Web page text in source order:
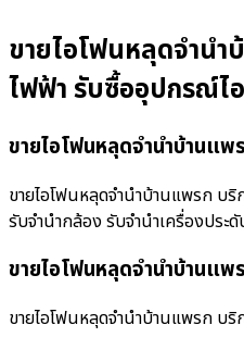
ขายไอโฟนหลุดจำนำ
ไฟฟ้า รับซื้ออุปกรณ์ไ
ขายไอโฟนหลุดจำนำบ้านแพ
ขายไอโฟนหลุดจำนำบ้านแพรก บริ
รับจำนำกล้อง รับจำนำเครื่องประ
ขายไอโฟนหลุดจำนำบ้านแ
ขายไอโฟนหลุดจำนำบ้านแพรก บ